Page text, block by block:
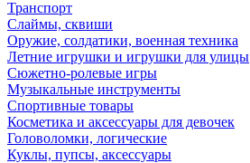
Транспорт
Слаймы, сквиши
Оружие, солдатики, военная техника
Летние игрушки и игрушки для улицы
Сюжетно-ролевые игры
Музыкальные инструменты
Спортивные товары
Косметика и аксессуары для девочек
Головоломки, логические
Куклы, пупсы, аксессуары